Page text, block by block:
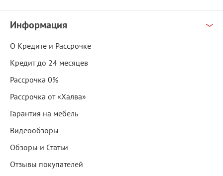
Информация
О Кредите и Рассрочке
Кредит до 24 месяцев
Рассрочка 0%
Рассрочка от «Халва»
Гарантия на мебель
Видеообзоры
Обзоры и Статьи
Отзывы покупателей